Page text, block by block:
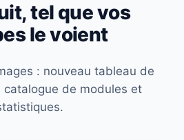
tel que vos
le voient
: nouveau tableau de
catalogue de modules et